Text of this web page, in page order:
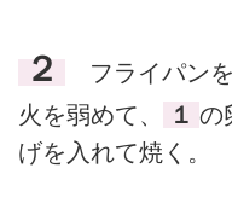
２
フライパンを
火を弱めて、
１ の
げを入れて焼く。